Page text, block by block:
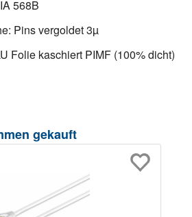
568B
Pins vergoldet 3µ
Folie kaschiert PIMF (100% dicht)
gekauft